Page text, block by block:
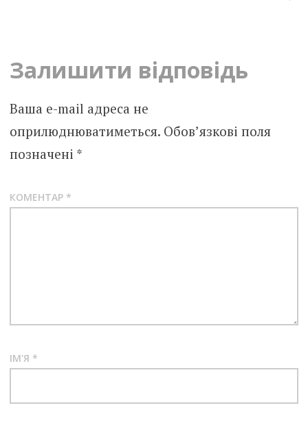
Залишити відповідь
Ваша e-mail адреса не
оприлюднюватиметься. Обов’язкові поля
позначені *
КОМЕНТАР *
ІМ'Я *